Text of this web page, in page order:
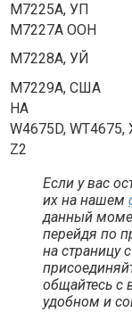
M7225A, УП
M7227A ООН
M7228A, УЙ
M7229A, США
НА
W4675D, WT4675,
Z2
Если у вас
их на нашем
данный
перейдя по
на страницу
общайтесь с
удобном и